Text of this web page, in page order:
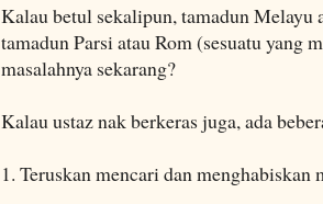
Kalau betul sekalipun, tamadun Melayu
tamadun Parsi atau Rom (sesuatu yang
masalahnya sekarang?
Kalau ustaz nak berkeras juga, ada
1. Teruskan mencari dan menghabiskan